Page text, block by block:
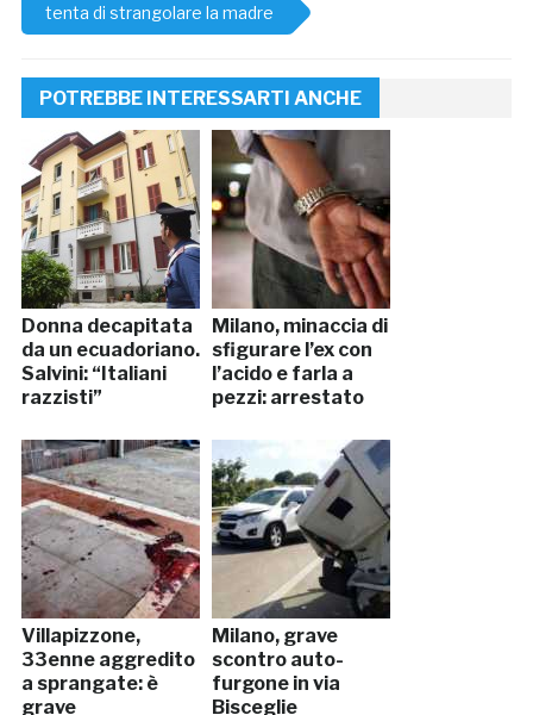
tenta di strangolare la madre
POTREBBE INTERESSARTI ANCHE
Donna decapitata
da un ecuadoriano.
Salvini: “Italiani
razzisti”
Milano, minaccia di
sfigurare l’ex con
l’acido e farla a
pezzi: arrestato
Villapizzone,
33enne aggredito
a sprangate: è
grave
Milano, grave
scontro auto-
furgone in via
Bisceglie